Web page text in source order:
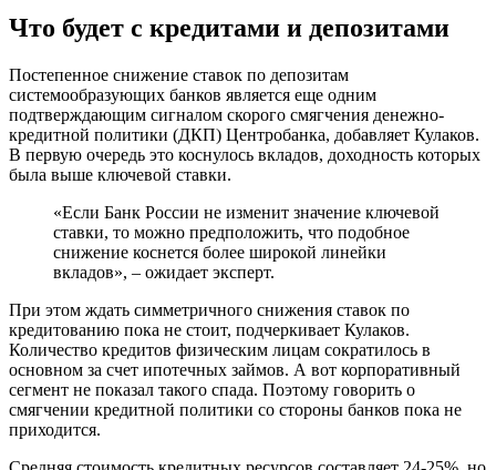
Что будет с кредитами и депозитами
Постепенное снижение ставок по депозитам
системообразующих банков является еще одним
подтверждающим сигналом скорого смягчения денежно-
кредитной политики (ДКП) Центробанка, добавляет Кулаков.
В первую очередь это коснулось вкладов, доходность которых
была выше ключевой ставки.
«Если Банк России не изменит значение ключевой
ставки, то можно предположить, что подобное
снижение коснется более широкой линейки
вкладов», – ожидает эксперт.
При этом ждать симметричного снижения ставок по
кредитованию пока не стоит, подчеркивает Кулаков.
Количество кредитов физическим лицам сократилось в
основном за счет ипотечных займов. А вот корпоративный
сегмент не показал такого спада. Поэтому говорить о
смягчении кредитной политики со стороны банков пока не
приходится.